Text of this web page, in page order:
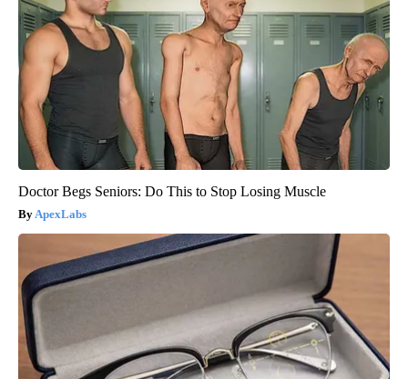
Doctor Begs Seniors: Do This to Stop Losing Muscle
ApexLabs